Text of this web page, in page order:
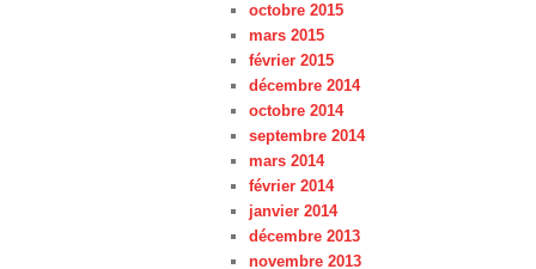
octobre 2015
mars 2015
février 2015
décembre 2014
octobre 2014
septembre 2014
mars 2014
février 2014
janvier 2014
décembre 2013
novembre 2013